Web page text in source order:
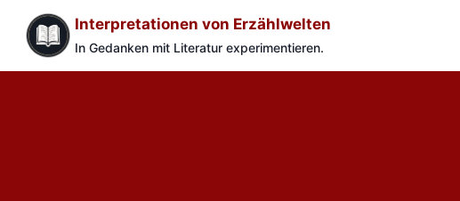
Inhalt
springen
Interpretationen von Erzählwelten
In Gedanken mit Literatur experimentieren.